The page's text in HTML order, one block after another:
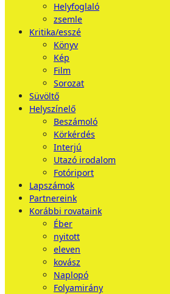
Helyfoglaló
zsemle
Kritika/esszé
Könyv
Kép
Film
Sorozat
Süvöltő
Helyszínelő
Beszámoló
Körkérdés
Interjú
Utazó irodalom
Fotóriport
Lapszámok
Partnereink
Korábbi rovataink
Éber
nyitott
eleven
kovász
Naplopó
Folyamirány